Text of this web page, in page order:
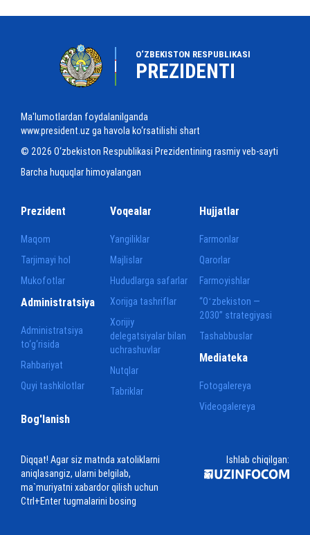
O‘ZBEKISTON RESPUBLIKASI
PREZIDENTI
Ma'lumotlardan foydalanilganda
www.president.uz ga havola ko‘rsatilishi shart
© 2026 O‘zbekiston Respublikasi Prezidentining rasmiy veb-sayti
Barcha huquqlar himoyalangan
Prezident
Maqom
Tarjimayi hol
Mukofotlar
Voqealar
Yangiliklar
Majlislar
Hududlarga safarlar
Xorijga tashriflar
Xorijiy
delegatsiyalar bilan
uchrashuvlar
Nutqlar
Tabriklar
Hujjatlar
Farmonlar
Qarorlar
Farmoyishlar
“Oʻzbekiston —
2030” strategiyasi
Tashabbuslar
Administratsiya
Administratsiya
to‘g‘risida
Rahbariyat
Quyi tashkilotlar
Mediateka
Fotogalereya
Videogalereya
Bog'lanish
Diqqat! Agar siz matnda xatoliklarni
aniqlasangiz, ularni belgilab,
ma`muriyatni xabardor qilish uchun
Ctrl+Enter tugmalarini bosing
Ishlab chiqilgan: